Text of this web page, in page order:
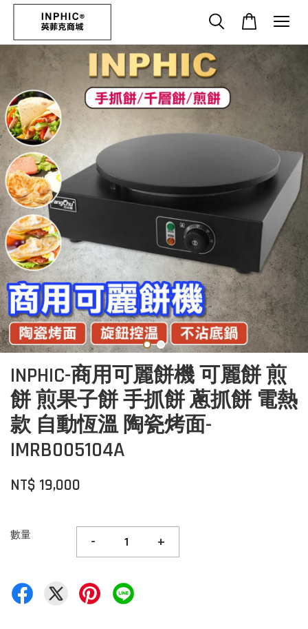
INPHIC-商用可麗餅機 可麗餅 煎
餅 煎果子餅 手抓餅 蔥抓餅 電熱
款 自動恆溫 陶瓷烤面-
IMRB005104A
NT$ 19,000
數量 - +